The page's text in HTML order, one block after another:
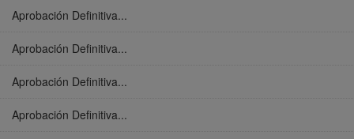
Aprobación Definitiva...
Aprobación Definitiva...
Aprobación Definitiva...
Aprobación Definitiva...